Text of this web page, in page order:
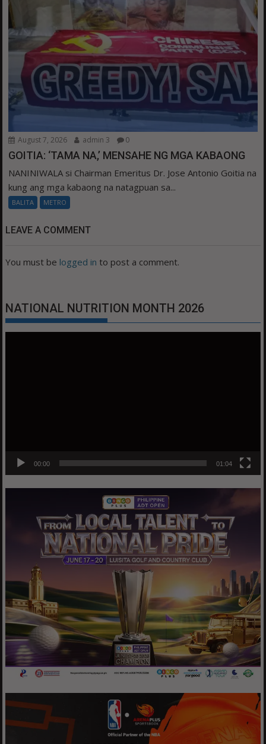
August 7, 2026 admin 3 0
GOITIA: ‘TAMA NA,’ MENSAHE NG MGA KABAONG
NANINIWALA si Chairman Emeritus Dr. Jose Antonio Goitia na
kung ang mga kabaong na natagpuan sa...
BALITA METRO
LEAVE A COMMENT
You must be logged in to post a comment.
NATIONAL NUTRITION MONTH 2026
00:00 01:04